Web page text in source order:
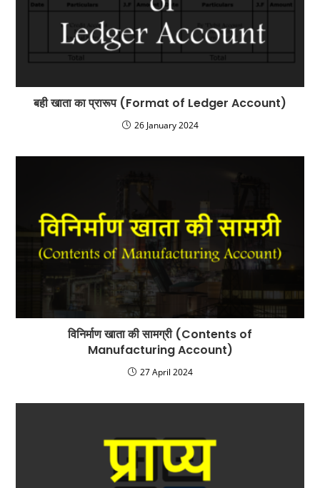
बही खाता का प्रारूप (Format of Ledger Account)
26 January 2024
विनिर्माण खाता की सामग्री (Contents of
Manufacturing Account)
27 April 2024